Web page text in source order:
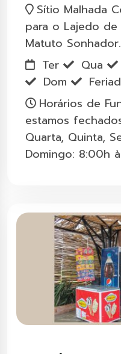
Sítio Malhada
para o Lajedo de
Matuto
Ter
Qua
Dom
Horários de
estamos
Quarta, Quinta,
Domingo: 8:00h